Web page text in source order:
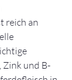
reich an
und B-